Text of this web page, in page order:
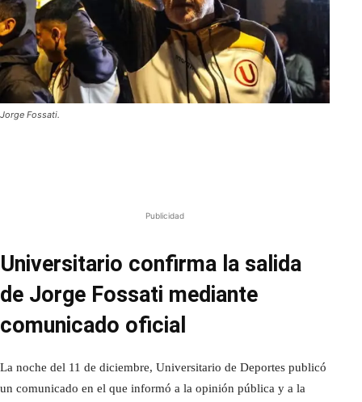
Jorge Fossati.
Publicidad
Universitario confirma la salida
de Jorge Fossati mediante
comunicado oficial
La noche del 11 de diciembre, Universitario de Deportes publicó
un comunicado en el que informó a la opinión pública y a la